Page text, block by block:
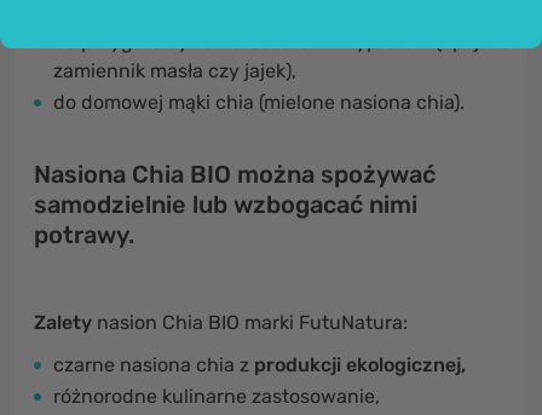
zamiennik masła czy jajek),
do domowej mąki chia (mielone nasiona chia).
Nasiona Chia BIO można spożywać
samodzielnie lub wzbogacać nimi
potrawy.
Zalety nasion Chia BIO marki FutuNatura:
czarne nasiona chia z produkcji ekologicznej,
różnorodne kulinarne zastosowanie,